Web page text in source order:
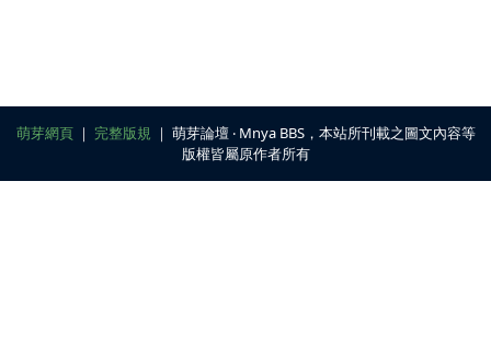
萌芽網頁｜ 完整版規 ｜ 萌芽論壇 ‧ Mnya BBS，本站所刊載之圖文內容等
版權皆屬原作者所有